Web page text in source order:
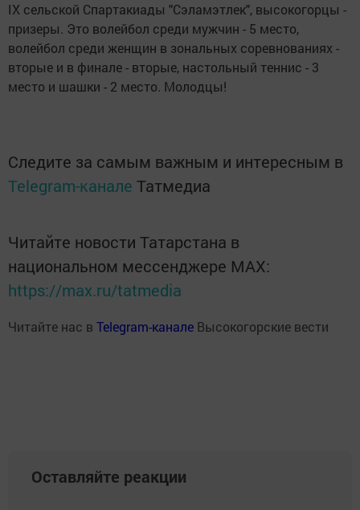
IX сельской Спартакиады "Сэламэтлек", высокогорцы -
призеры. Это волейбол среди мужчин - 5 место,
волейбол среди женщин в зональных соревнованиях -
вторые и в финале - вторые, настольный теннис - 3
место и шашки - 2 место. Молодцы!
Следите за самым важным и интересным в
Telegram-канале Татмедиа
Читайте новости Татарстана в
национальном мессенджере MАХ:
https://max.ru/tatmedia
Читайте нас в Telegram-канале Высокогорские вести
Оставляйте реакции